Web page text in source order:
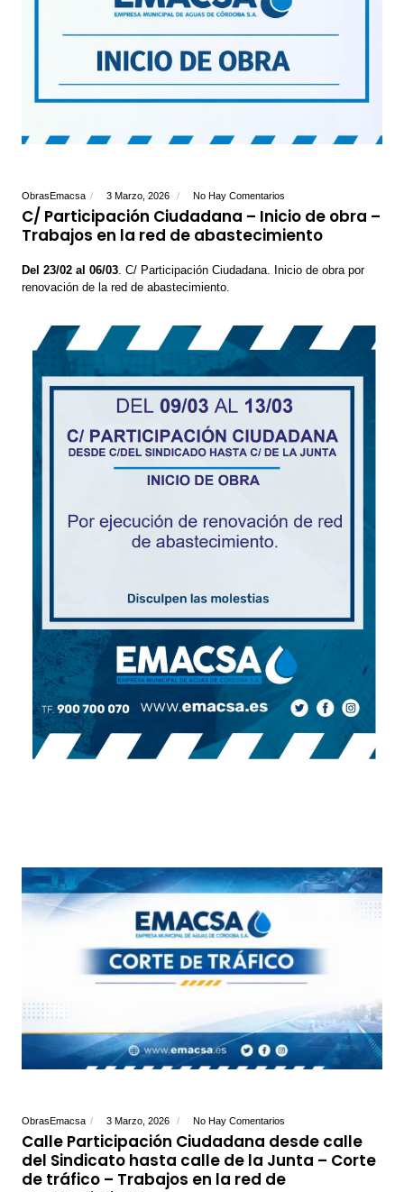
ObrasEmacsa 3 Marzo, 2026 No Hay Comentarios
C/ Participación Ciudadana – Inicio de obra –
Trabajos en la red de abastecimiento
Del 23/02 al 06/03 . C/ Participación Ciudadana. Inicio de obra por
renovación de la red de abastecimiento.
ObrasEmacsa 3 Marzo, 2026 No Hay Comentarios
Calle Participación Ciudadana desde calle
del Sindicato hasta calle de la Junta – Corte
de tráfico – Trabajos en la red de